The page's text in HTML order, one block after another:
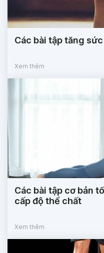
Các bài tập tăng
Xem thêm
Các bài tập cơ bản
cấp độ thể chất
Xem thêm